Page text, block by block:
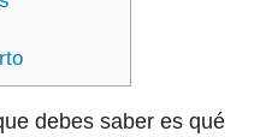
debes saber es qué